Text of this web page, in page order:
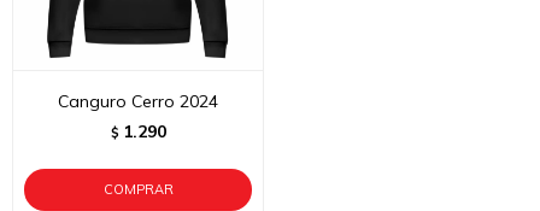
Canguro Cerro 2024
$ 1.290